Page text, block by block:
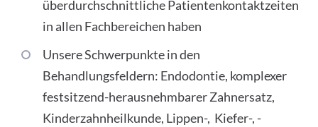
überdurchschnittliche Patientenkontaktzeiten
in allen Fachbereichen haben
Unsere Schwerpunkte in den
Behandlungsfeldern: Endodontie, komplexer
festsitzend-herausnehmbarer Zahnersatz,
Kinderzahnheilkunde, Lippen-, ­ Kiefer-, ­